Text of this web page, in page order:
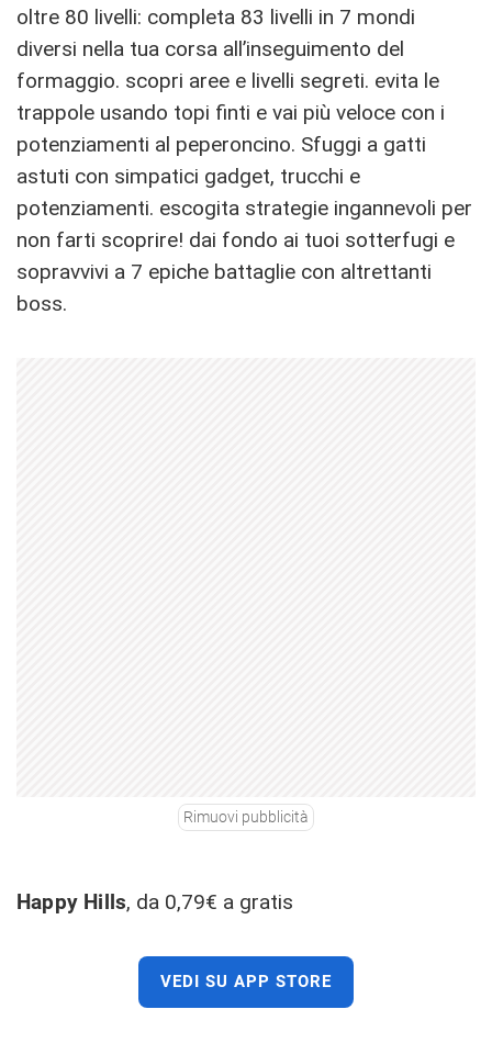
oltre 80 livelli: completa 83 livelli in 7 mondi
diversi nella tua corsa all’inseguimento del
formaggio. scopri aree e livelli segreti. evita le
trappole usando topi finti e vai più veloce con i
potenziamenti al peperoncino. Sfuggi a gatti
astuti con simpatici gadget, trucchi e
potenziamenti. escogita strategie ingannevoli per
non farti scoprire! dai fondo ai tuoi sotterfugi e
sopravvivi a 7 epiche battaglie con altrettanti
boss.
Rimuovi pubblicità
Happy Hills, da 0,79€ a gratis
VEDI SU APP STORE